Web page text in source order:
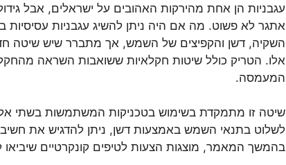
עגבניות הן אחת מהירקות האהובים על ישראלים, אבל
אתגר לא פשוט. מה אם היה ניתן להשיג עגבניות עסיסיות
השקיה, דשן והקפיצים של השמש, אך מתברר שיש שיטה
אלו. הטריק כולל שיטות חקלאיות ששואבות השראה
המעמסה.
שיטה זו מתמקדת בשימוש בטכניקות המשתמשות בשתי
לשלוט בתנאי השמש באמצעות דשן, ניתן להדגיש את
בהמשך המאמר, מוצגות הצעות לטיפים קונקרטיים